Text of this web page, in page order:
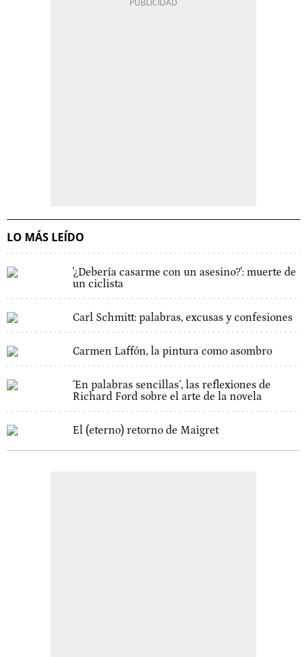
LO MÁS LEÍDO
'¿Debería casarme con un asesino?': muerte de
un ciclista
Carl Schmitt: palabras, excusas y confesiones
Carmen Laffón, la pintura como asombro
´En palabras sencillas´, las reflexiones de
Richard Ford sobre el arte de la novela
El (eterno) retorno de Maigret